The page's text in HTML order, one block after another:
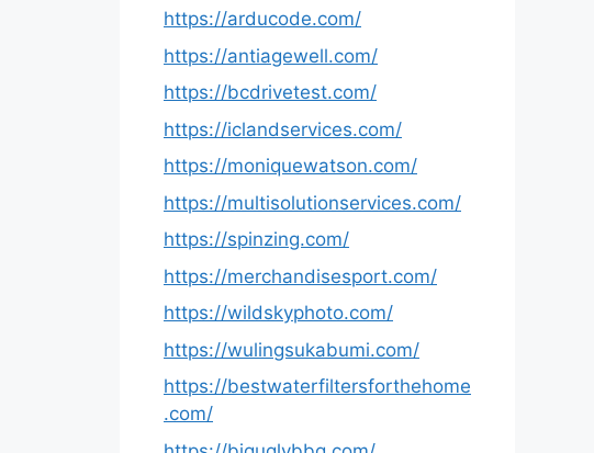
https://arducode.com/
https://antiagewell.com/
https://bcdrivetest.com/
https://iclandservices.com/
https://moniquewatson.com/
https://multisolutionservices.com/
https://spinzing.com/
https://merchandisesport.com/
https://wildskyphoto.com/
https://wulingsukabumi.com/
https://bestwaterfiltersforthehome
.com/